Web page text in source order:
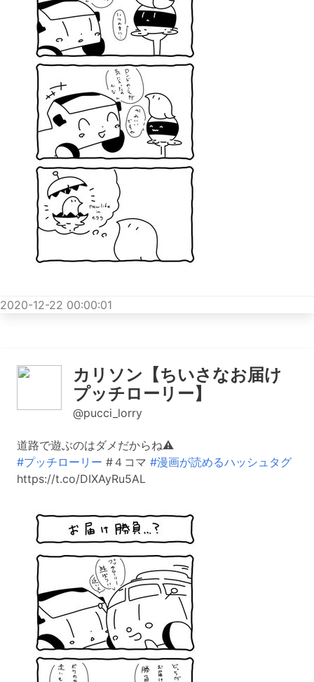
2020-12-22 00:00:01
カリソン【ちいさなお届け
プッチローリー】
@pucci_lorry
道路で遊ぶのはダメだからね⚠️
#プッチローリー #４コマ #漫画が読めるハッシュタグ
https://t.co/DIXAyRu5AL